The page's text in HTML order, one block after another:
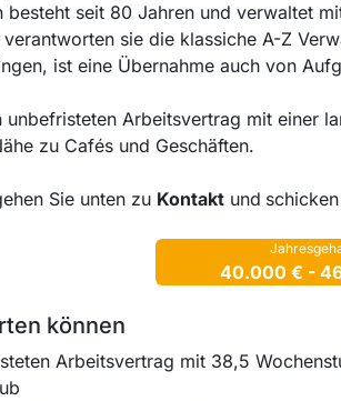
besteht seit 80 Jahren und verwaltet
sie die klassiche A-Z
ist eine Übernahme auch von
unbefristeten Arbeitsvertrag mit einer
zu Cafés und Geschäften.
Sie unten zu Kontakt und
40.000 € -
können
Arbeitsvertrag mit 38,5